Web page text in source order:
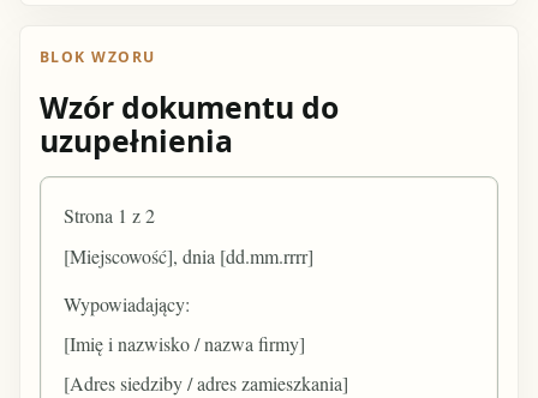
BLOK WZORU
Wzór dokumentu do
uzupełnienia
Strona 1 z 2
[Miejscowość], dnia [dd.mm.rrrr]
Wypowiadający:
[Imię i nazwisko / nazwa firmy]
[Adres siedziby / adres zamieszkania]